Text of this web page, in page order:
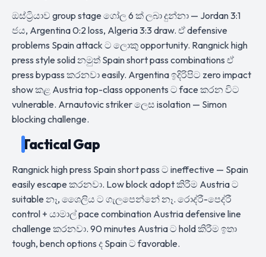
ඔස්ට්‍රියාව group stage ගෝල 6 ක් ලබා දුන්නා — Jordan 3:1
ජය, Argentina 0:2 loss, Algeria 3:3 draw. ඒ defensive
problems Spain attack ට ලොකු opportunity. Rangnick high
press style solid නමුත් Spain short pass combinations ඒ
press bypass කරනවා easily. Argentina ඉදිරිපිට zero impact
show කළ Austria top-class opponents ට face කරන විට
vulnerable. Arnautovic striker ලෙස isolation — Simon
blocking challenge.
Tactical Gap
Rangnick high press Spain short pass ට ineffective — Spain
easily escape කරනවා. Low block adopt කිරීම Austria ට
suitable නෑ, ශෛලිය ට ගැලපෙන්නේ නෑ. රොද්රී-පෙද්රී
control + යාමාල් pace combination Austria defensive line
challenge කරනවා. 90 minutes Austria ට hold කිරීම ඉතා
tough, bench options ද Spain ට favorable.